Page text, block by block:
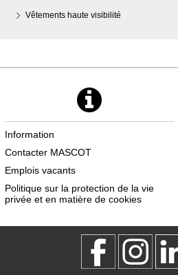
Vêtements haute visibilité
Information
Contacter MASCOT
Emplois vacants
Politique sur la protection de la vie
privée et en matière de cookies